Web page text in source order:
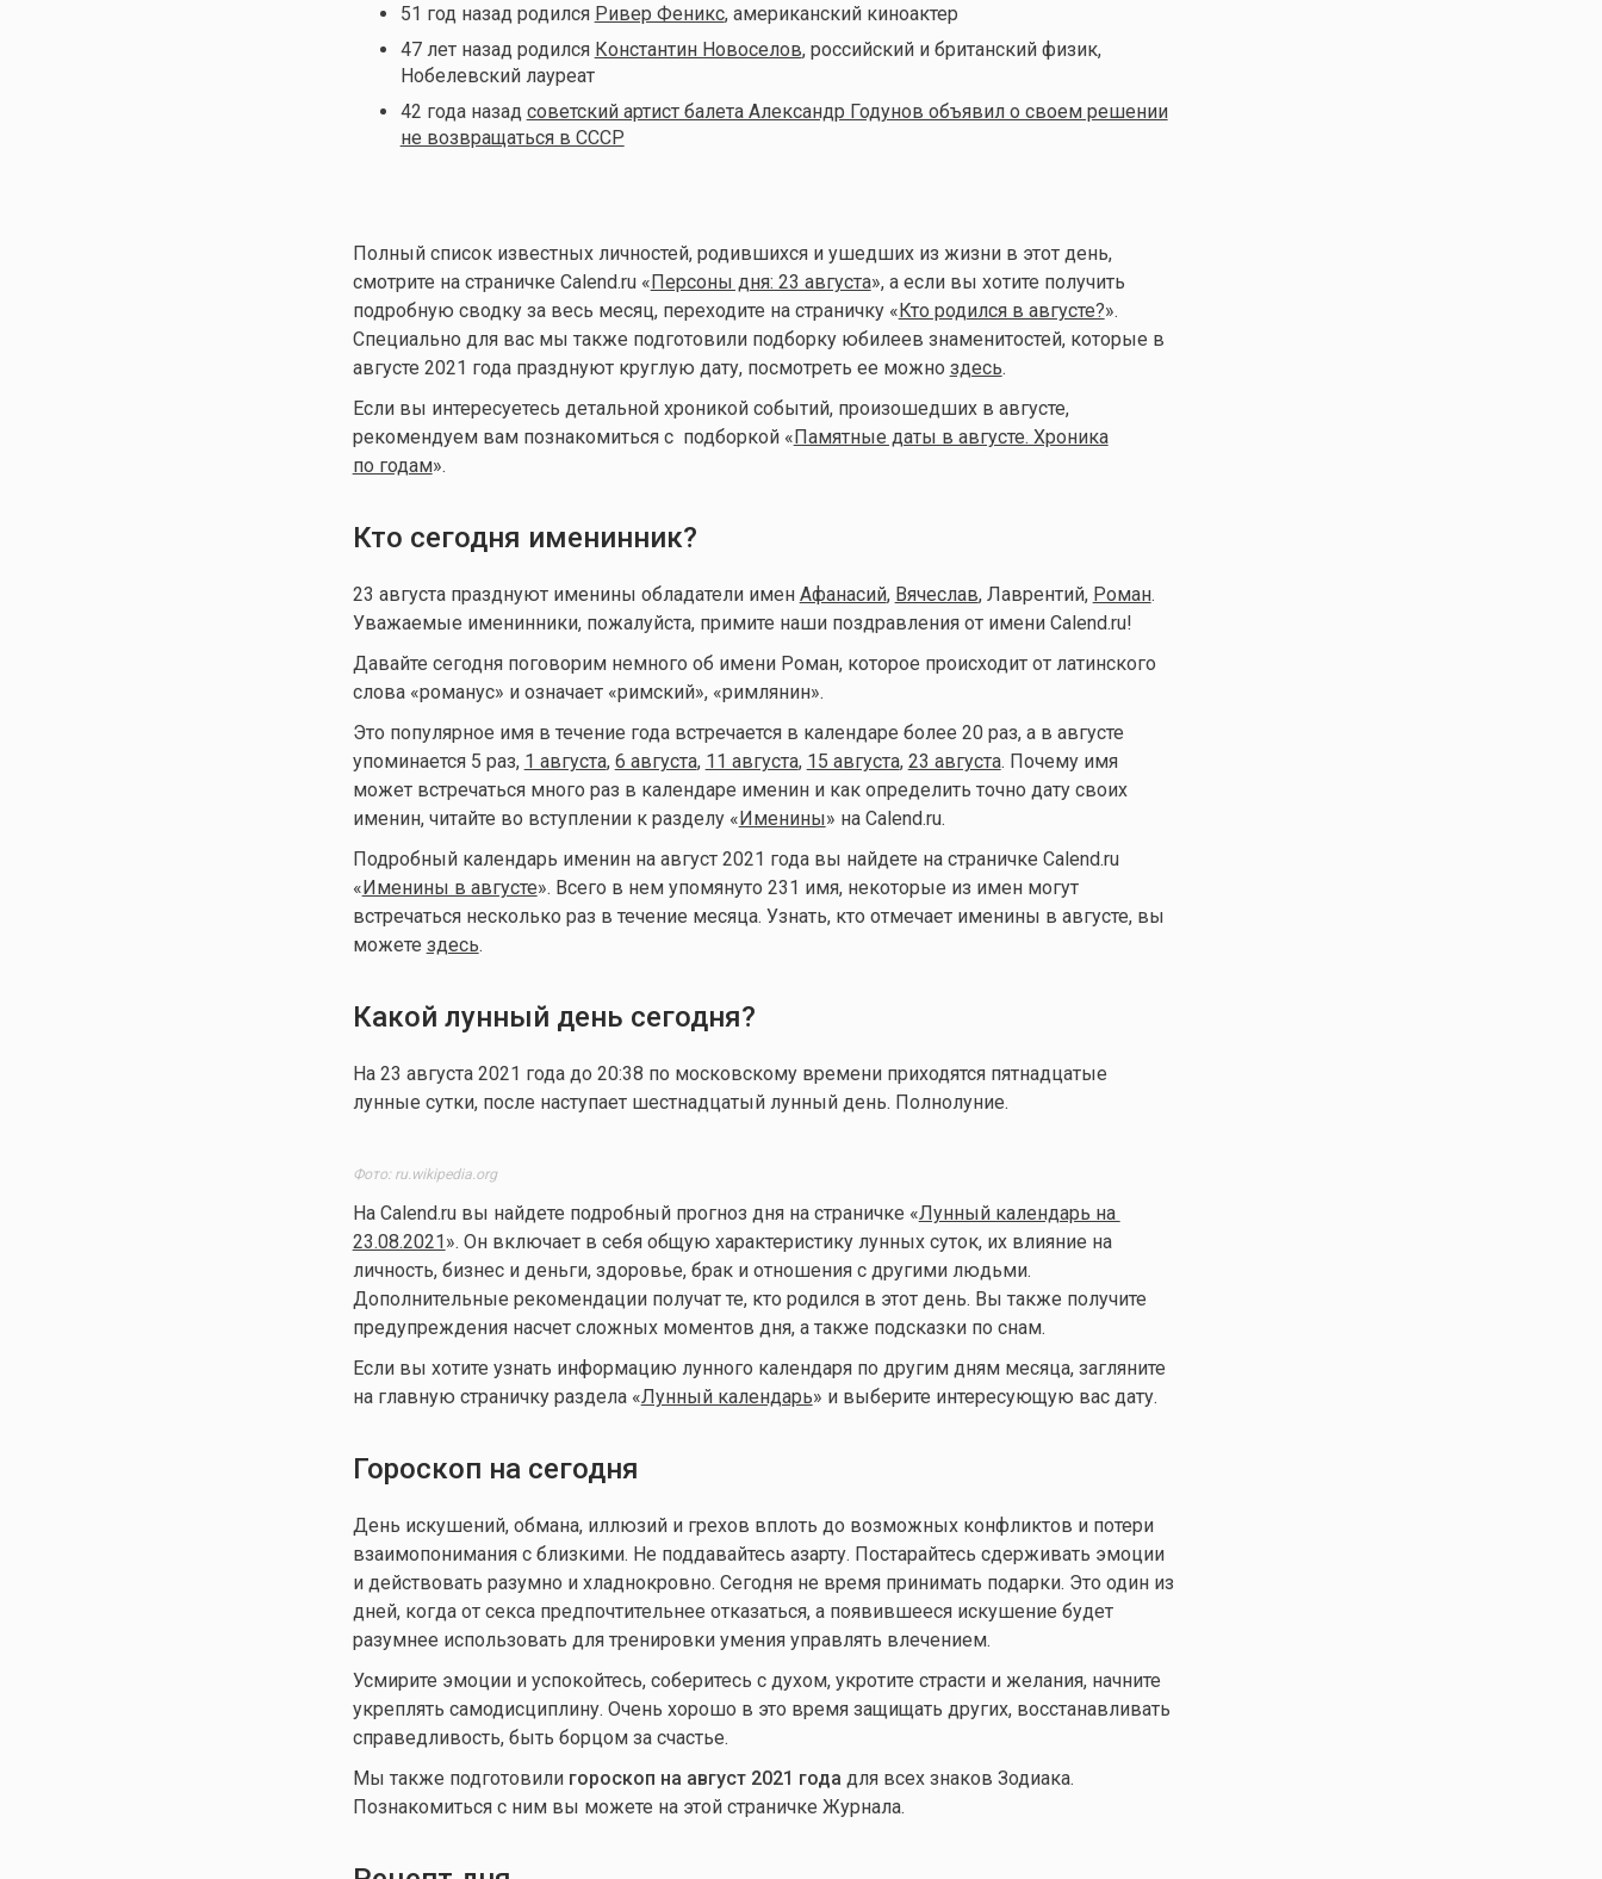
51 год назад родился Ривер Феникс, американский киноактер
47 лет назад родился Константин Новоселов, российский и британский физик,
Нобелевский лауреат
42 года назад советский артист балета Александр Годунов объявил о своем решении
не возвращаться в СССР
Полный список известных личностей, родившихся и ушедших из жизни в этот день,
смотрите на страничке Calend.ru «Персоны дня: 23 августа», а если вы хотите получить
подробную сводку за весь месяц, переходите на страничку «Кто родился в августе?».
Специально для вас мы также подготовили подборку юбилеев знаменитостей, которые в
августе 2021 года празднуют круглую дату, посмотреть ее можно здесь.
Если вы интересуетесь детальной хроникой событий, произошедших в августе,
рекомендуем вам познакомиться с подборкой «Памятные даты в августе. Хроника
по годам».
Кто сегодня именинник?
23 августа празднуют именины обладатели имен Афанасий, Вячеслав, Лаврентий, Роман.
Уважаемые именинники, пожалуйста, примите наши поздравления от имени Calend.ru!
Давайте сегодня поговорим немного об имени Роман, которое происходит от латинского
слова «романус» и означает «римский», «римлянин».
Это популярное имя в течение года встречается в календаре более 20 раз, а в августе
упоминается 5 раз, 1 августа, 6 августа, 11 августа, 15 августа, 23 августа. Почему имя
может встречаться много раз в календаре именин и как определить точно дату своих
именин, читайте во вступлении к разделу «Именины» на Calend.ru.
Подробный календарь именин на август 2021 года вы найдете на страничке Calend.ru
«Именины в августе». Всего в нем упомянуто 231 имя, некоторые из имен могут
встречаться несколько раз в течение месяца. Узнать, кто отмечает именины в августе, вы
можете здесь.
Какой лунный день сегодня?
На 23 августа 2021 года до 20:38 по московскому времени приходятся пятнадцатые
лунные сутки, после наступает шестнадцатый лунный день. Полнолуние.
Фото: ru.wikipedia.org
На Calend.ru вы найдете подробный прогноз дня на страничке «Лунный календарь на
23.08.2021». Он включает в себя общую характеристику лунных суток, их влияние на
личность, бизнес и деньги, здоровье, брак и отношения с другими людьми.
Дополнительные рекомендации получат те, кто родился в этот день. Вы также получите
предупреждения насчет сложных моментов дня, а также подсказки по снам.
Если вы хотите узнать информацию лунного календаря по другим дням месяца, загляните
на главную страничку раздела «Лунный календарь» и выберите интересующую вас дату.
Гороскоп на сегодня
День искушений, обмана, иллюзий и грехов вплоть до возможных конфликтов и потери
взаимопонимания с близкими. Не поддавайтесь азарту. Постарайтесь сдерживать эмоции
и действовать разумно и хладнокровно. Сегодня не время принимать подарки. Это один из
дней, когда от секса предпочтительнее отказаться, а появившееся искушение будет
разумнее использовать для тренировки умения управлять влечением.
Усмирите эмоции и успокойтесь, соберитесь с духом, укротите страсти и желания, начните
укреплять самодисциплину. Очень хорошо в это время защищать других, восстанавливать
справедливость, быть борцом за счастье.
Мы также подготовили гороскоп на август 2021 года для всех знаков Зодиака.
Познакомиться с ним вы можете на этой страничке Журнала.